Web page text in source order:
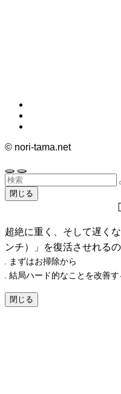
© nori-tama.net
閉じる
超絶に重く、そして遅く
ンチ）」を復活させれる
まずはお掃除から
結局ハード的なことを改善
閉じる